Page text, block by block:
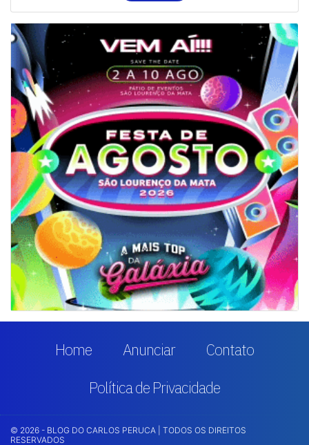
Home Anunciar
Contato
Política de Privacidade
© 2026 - BLOG DO CARLOS PERUCA | TODOS OS DIREITOS
RESERVADOS